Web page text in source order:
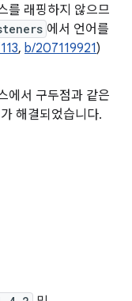
를 래핑하지 않으므
에서 언어를
, b/207119921)
에서 구두점과 같은
해결되었습니다.